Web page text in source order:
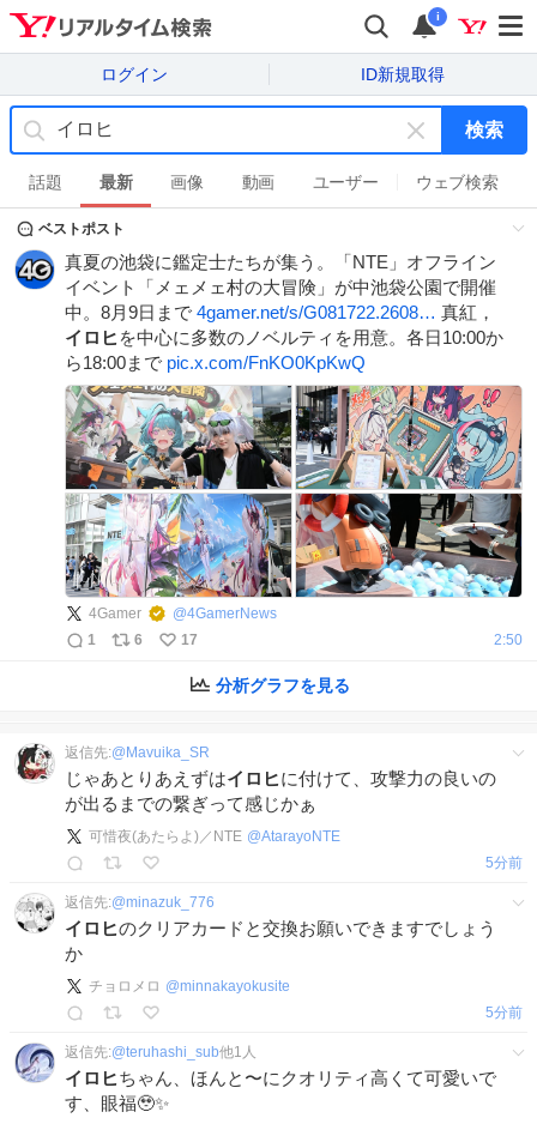
i
ログイン ID新規取得
キ
ー
ワ
ド
を
す
検索
話題 最新 画像 動画 ユーザー ウェブ検索
ベストポスト
真夏の池袋に鑑定士たちが集う。「NTE」オフライン
イベント「メェメェ村の大冒険」が中池袋公園で開催
中。8月9日まで 4gamer.net/s/G081722.2608… 真紅，
イロヒ を中心に多数のノベルティを用意。各日10:00か
ら18:00まで pic.x.com/FnKO0KpKwQ
4Gamer @4GamerNews
1
6 17 2:50
分析グラフを見る
返信先:@ Mavuika_SR
じゃあとりあえずはイロヒに付けて、攻撃力の良いの
が出るまでの繋ぎって感じかぁ
可惜夜(あたらよ)／NTE @AtarayoNTE
5分前
返信先:@minazuk_776
イロヒのクリアカードと交換お願いできますでしょう
か
チョロメロ @minnakayokusite
5分前
返信先:@teruhashi_sub他1 人
イロヒちゃん、ほんと〜にクオリティ高くて可愛いで
す、眼福🥹✨️